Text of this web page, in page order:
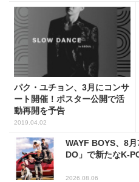
パク・ユチョン、3月にコンサ
ート開催！ポスター公開で活
動再開を予告
2019.04.02
WAYF BOYS、8
DO」で新たなK-
2026.08.06